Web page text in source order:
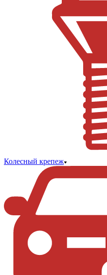
Колесный крепеж